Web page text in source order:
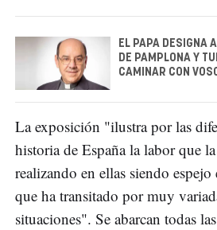
EL PAPA DESIGNA
DE PAMPLONA Y
CAMINAR CON
La exposición "ilustra por las
historia de España la labor que
realizando en ellas siendo
que ha transitado por muy
situaciones". Se abarcan todas